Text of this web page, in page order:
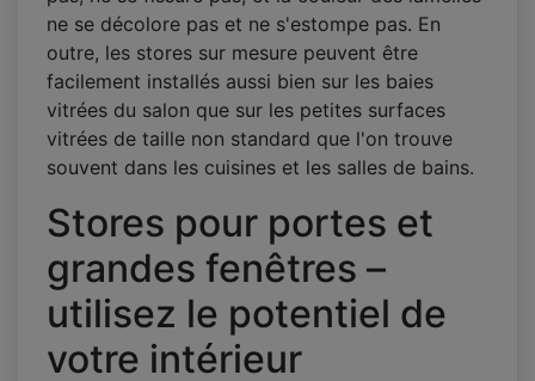
ne se décolore pas et ne s'estompe pas. En
outre, les stores sur mesure peuvent être
facilement installés aussi bien sur les baies
vitrées du salon que sur les petites surfaces
vitrées de taille non standard que l'on trouve
souvent dans les cuisines et les salles de bains.
Stores pour portes et
grandes fenêtres –
utilisez le potentiel de
votre intérieur